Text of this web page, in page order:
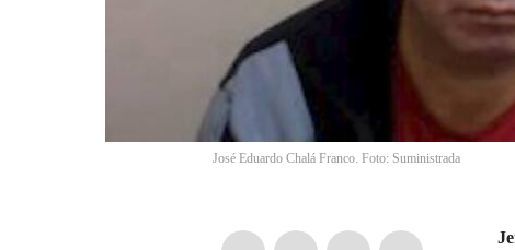
José Eduardo Chalá Franco. Foto: Suministrada